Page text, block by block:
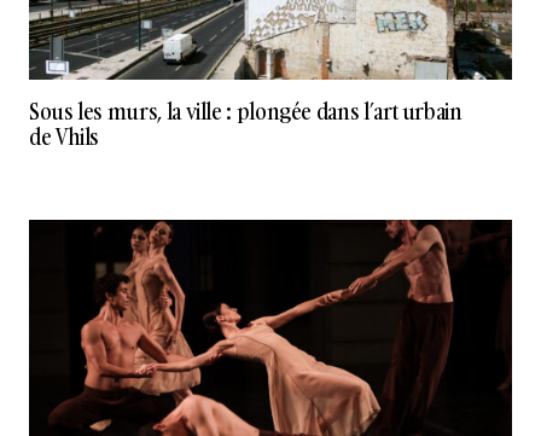
Sous les murs, la ville : plongée dans l’art urbain
de Vhils